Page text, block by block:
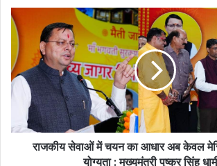
राजकीय सेवाओं में चयन का आधार अब केवल
योग्यता : मुख्यमंत्री पुष्कर सिंह